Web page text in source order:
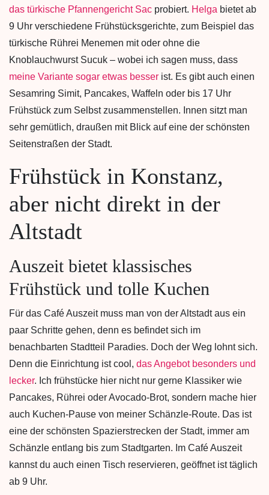
das türkische Pfannengericht Sac probiert. Helga bietet ab
9 Uhr verschiedene Frühstücksgerichte, zum Beispiel das
türkische Rührei Menemen mit oder ohne die
Knoblauchwurst Sucuk – wobei ich sagen muss, dass
meine Variante sogar etwas besser ist. Es gibt auch einen
Sesamring Simit, Pancakes, Waffeln oder bis 17 Uhr
Frühstück zum Selbst zusammenstellen. Innen sitzt man
sehr gemütlich, draußen mit Blick auf eine der schönsten
Seitenstraßen der Stadt.
Frühstück in Konstanz,
aber nicht direkt in der
Altstadt
Auszeit bietet klassisches
Frühstück und tolle Kuchen
Für das Café Auszeit muss man von der Altstadt aus ein
paar Schritte gehen, denn es befindet sich im
benachbarten Stadtteil Paradies. Doch der Weg lohnt sich.
Denn die Einrichtung ist cool, das Angebot besonders und
lecker. Ich frühstücke hier nicht nur gerne Klassiker wie
Pancakes, Rührei oder Avocado-Brot, sondern mache hier
auch Kuchen-Pause von meiner Schänzle-Route. Das ist
eine der schönsten Spazierstrecken der Stadt, immer am
Schänzle entlang bis zum Stadtgarten. Im Café Auszeit
kannst du auch einen Tisch reservieren, geöffnet ist täglich
ab 9 Uhr.